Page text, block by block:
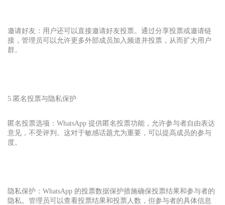
邀请好友：用户还可以直接邀请好友投票。通过分享投票或邀请链
接，管理员可以允许更多外部成员加入频道并投票，从而扩大用户
群。
5.匿名投票与隐私保护
匿名投票选项：WhatsApp 提供匿名投票功能，允许参与者自由表达
意见，不受评判。这对于敏感话题尤为重要，可以提高成员的参与
度。
隐私保护：WhatsApp 的投票数据保护措施确保投票结果和参与者的
隐私。管理员可以查看投票结果和投票人数，但参与者的具体信息